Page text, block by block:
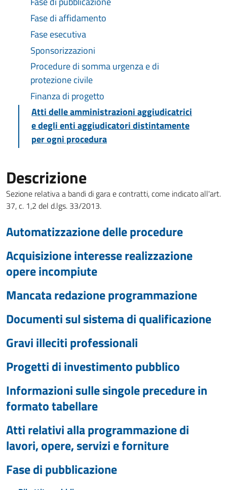
Fase di affidamento
Fase esecutiva
Sponsorizzazioni
Procedure di somma urgenza e di
protezione civile
Finanza di progetto
Atti delle amministrazioni aggiudicatrici
e degli enti aggiudicatori distintamente
per ogni procedura
Descrizione
Sezione relativa a bandi di gara e contratti, come indicato all'art.
37, c. 1,2 del d.lgs. 33/2013.
Automatizzazione delle procedure
Acquisizione interesse realizzazione
opere incompiute
Mancata redazione programmazione
Documenti sul sistema di qualificazione
Gravi illeciti professionali
Progetti di investimento pubblico
Informazioni sulle singole precedure in
formato tabellare
Atti relativi alla programmazione di
lavori, opere, servizi e forniture
Fase di pubblicazione